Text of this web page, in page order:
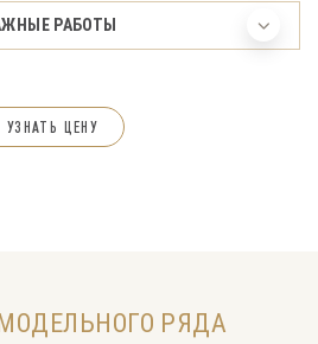
РАБОТЫ
УЗНАТЬ ЦЕНУ
РЯДА